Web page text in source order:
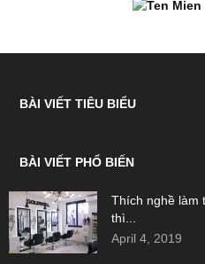
BÀI VIẾT TIÊU BIỂU
BÀI VIẾT PHỔ BIẾN
Thích nghề làm
thì...
April 4, 2019